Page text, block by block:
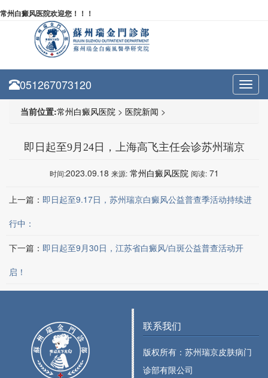
常州白癜风医院欢迎您！！！
051267073120
当前位置:常州白癜风医院 > 医院新闻 >
即日起至9月24日，上海高飞主任会诊苏州瑞京
时间:2023.09.18 来源: 常州白癜风医院 阅读: 71
上一篇： 即日起至9.17日，苏州瑞京白癜风公益普查季活动持续进
行中：
下一篇： 即日起至9月30日，江苏省白癜风/白斑公益普查活动开
启！
联系我们
版权所有：苏州瑞京皮肤病门
诊部有限公司